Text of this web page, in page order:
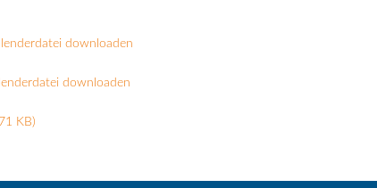
downloaden
downloaden
KB)